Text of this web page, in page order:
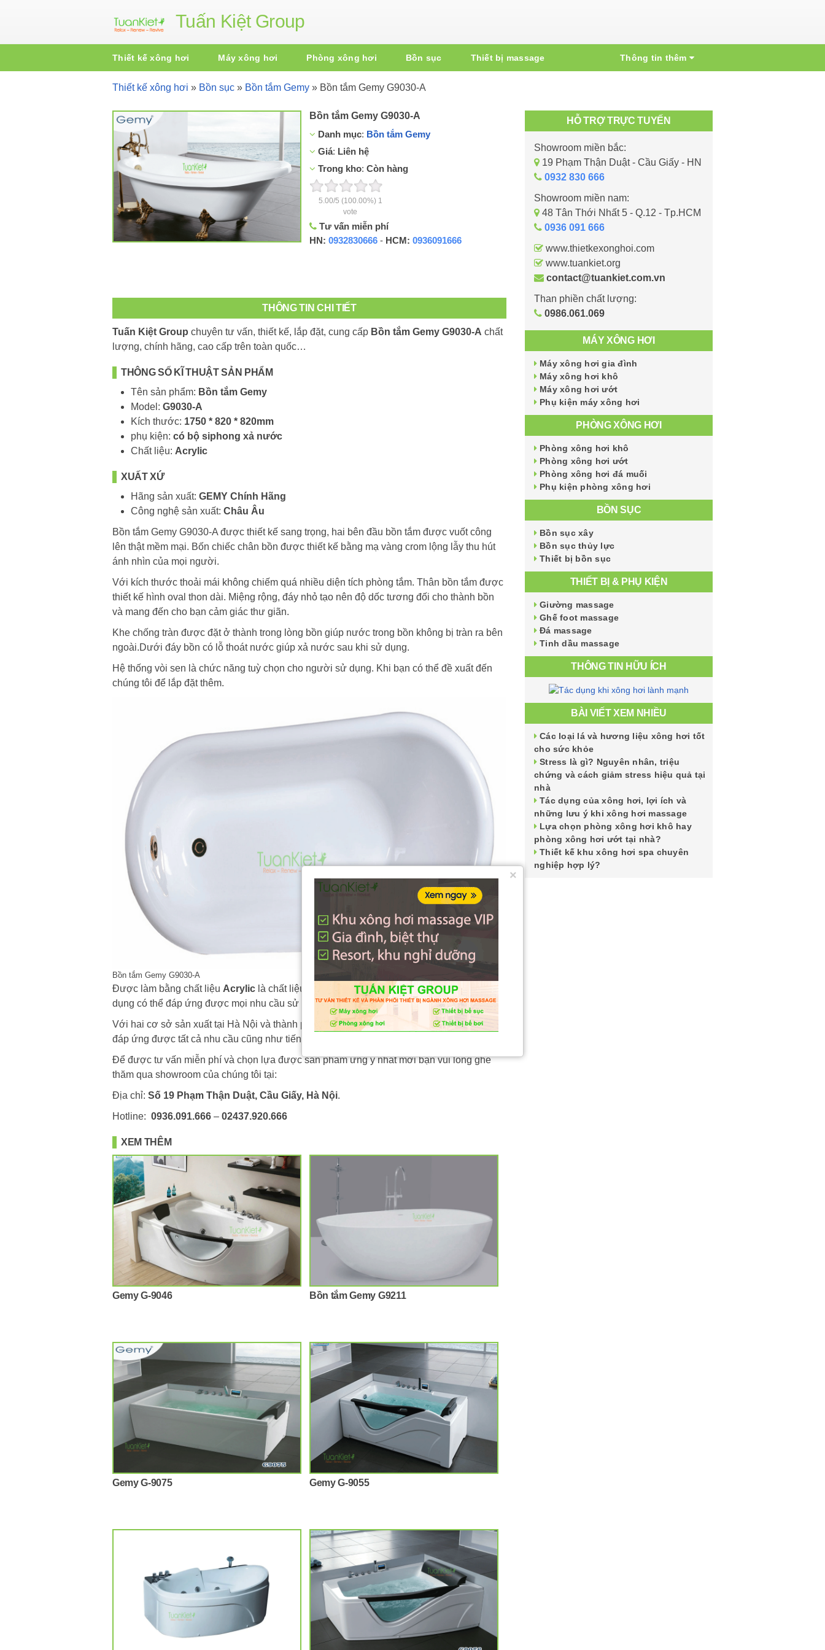
×
Tuấn Kiệt Group
Thiết kế xông hơi Máy xông hơi Phòng xông hơi Bồn sục Thiết bị massage Thông tin thêm
Thiết kế xông hơi » Bồn sục » Bồn tắm Gemy » Bồn tắm Gemy G9030-A
Bồn tắm Gemy G9030-A
Danh mục: Bồn tắm Gemy
Giá: Liên hệ
Trong kho: Còn hàng
5.00/5 (100.00%) 1
vote
Tư vấn miễn phí
HN: 0932830666- HCM: 0936091666
THÔNG TIN CHI TIẾT
Tuấn Kiệt Group chuyên tư vấn, thiết kế, lắp đặt, cung cấp Bồn tắm Gemy G9030-A chất
lượng, chính hãng, cao cấp trên toàn quốc…
THÔNG SỐ KĨ THUẬT SẢN PHẨM
Tên sản phẩm: Bồn tắm Gemy
Model: G9030-A
Kích thước: 1750 * 820 * 820mm
phụ kiện: có bộ siphong xả nước
Chất liệu: Acrylic
XUẤT XỨ
Hãng sản xuất: GEMY Chính Hãng
Công nghệ sản xuất: Châu Âu
Bồn tắm Gemy G9030-A được thiết kế sang trọng, hai bên đầu bồn tắm được vuốt công
lên thật mềm mại. Bốn chiếc chân bồn được thiết kế bằng mạ vàng crom lộng lẫy thu hút
ánh nhìn của mọi người.
Với kích thước thoải mái không chiếm quá nhiều diện tích phòng tắm. Thân bồn tắm được
thiết kế hình oval thon dài. Miệng rộng, đáy nhỏ tạo nên độ dốc tương đối cho thành bồn
và mang đến cho bạn cảm giác thư giãn.
Khe chống tràn được đặt ở thành trong lòng bồn giúp nước trong bồn không bị tràn ra bên
ngoài.Dưới đáy bồn có lỗ thoát nước giúp xả nước sau khi sử dụng.
Hệ thống vòi sen là chức năng tuỳ chọn cho người sử dụng. Khi bạn có thể đề xuất đến
chúng tôi để lắp đặt thêm.
Bồn tắm Gemy G9030-A
Được làm bằng chất liệu Acrylic là chất liệu chất lượng, phổ biến được nhiều người sử
dụng có thể đáp ứng được mọi nhu cầu sử dụng của người dùng.
Với hai cơ sở sản xuất tại Hà Nội và thành phố Hồ Chí Minh nên
thiết kế xông hơicó thể
đáp ứng được tất cả nhu cầu cũng như tiến độ công trình.
Để được tư vấn miễn phí và chọn lựa được sản phẩm ưng ý nhất mời bạn vui lòng ghé
thăm qua showroom của chúng tôi tại:
Địa chỉ: Số 19 Phạm Thận Duật, Cầu Giấy, Hà Nội.
Hotline: 0936.091.666 – 02437.920.666
XEM THÊM
Gemy G-9046 Bồn tắm Gemy G9211
Gemy G-9075 Gemy G-9055
HỖ TRỢ TRỰC TUYẾN
Showroom miền bắc:
19 Phạm Thận Duật - Cầu Giấy - HN
0932 830 666
Showroom miền nam:
48 Tân Thới Nhất 5 - Q.12 - Tp.HCM
0936 091 666
www.thietkexonghoi.com
www.tuankiet.org
contact@tuankiet.com.vn
Than phiền chất lượng:
0986.061.069
MÁY XÔNG HƠI
Máy xông hơi gia đình
Máy xông hơi khô
Máy xông hơi ướt
Phụ kiện máy xông hơi
PHÒNG XÔNG HƠI
Phòng xông hơi khô
Phòng xông hơi ướt
Phòng xông hơi đá muối
Phụ kiện phòng xông hơi
BỒN SỤC
Bồn sục xây
Bồn sục thủy lực
Thiết bị bồn sục
THIẾT BỊ & PHỤ KIỆN
Giường massage
Ghế foot massage
Đá massage
Tinh dầu massage
THÔNG TIN HỮU ÍCH
BÀI VIẾT XEM NHIỀU
Các loại lá và hương liệu xông hơi tốt
cho sức khỏe
Stress là gì? Nguyên nhân, triệu
chứng và cách giảm stress hiệu quả tại
nhà
Tác dụng của xông hơi, lợi ích và
những lưu ý khi xông hơi massage
Lựa chọn phòng xông hơi khô hay
phòng xông hơi ướt tại nhà?
Thiết kế khu xông hơi spa chuyên
nghiệp hợp lý?